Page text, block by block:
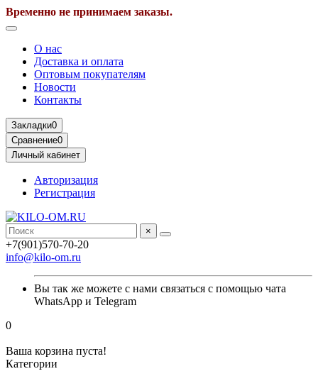
Временно не принимаем заказы.
О нас
Доставка и оплата
Оптовым покупателям
Новости
Контакты
Закладки0
Сравнение0
Личный кабинет
Авторизация
Регистрация
×
+7(901)570-70-20
info@kilo-om.ru
Вы так же можете с нами связаться с помощью чата
WhatsApp и Telegram
0
Ваша корзина пуста!
Категории